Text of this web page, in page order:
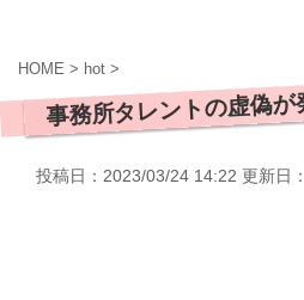
HOME > hot >
事務所タレントの虚偽が
投稿日：2023/03/24 14:22 更新日：